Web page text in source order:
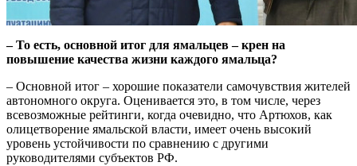
– То есть, основной итог для ямальцев – крен на
повышение качества жизни каждого ямальца?
– Основной итог – хорошие показатели самочувствия жителей
автономного округа. Оценивается это, в том числе, через
всевозможные рейтинги, когда очевидно, что Артюхов, как
олицетворение ямальской власти, имеет очень высокий
уровень устойчивости по сравнению с другими
руководителями субъектов РФ.